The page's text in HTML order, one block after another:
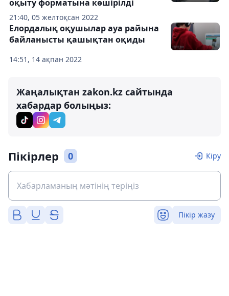
21:40, 05 желтоқсан 2022
оқыту форматына көшірілді
14:51, 14 ақпан 2022
Елордалық оқушылар ауа райына
байланысты қашықтан оқиды
Жаңалықтан zakon.kz сайтында
хабардар болыңыз:
Пікірлер 0 Кіру
Пікір жазу